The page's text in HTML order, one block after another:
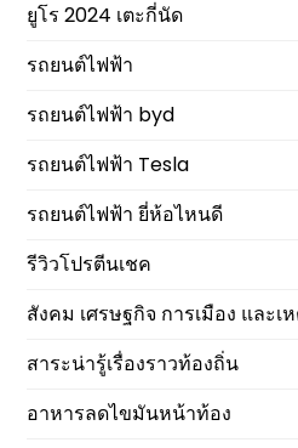
ยูโร 2024 เตะกี่นัด
รถยนต์ไฟฟ้า
รถยนต์ไฟฟ้า byd
รถยนต์ไฟฟ้า Tesla
รถยนต์ไฟฟ้า ยี่ห้อไหนดี
รีวิวโปรตีนเชค
สังคม เศรษฐกิจ การเมือง และ
สาระน่ารู้เรื่องราวท้องถิ่น
อาหารลดไขมันหน้าท้อง